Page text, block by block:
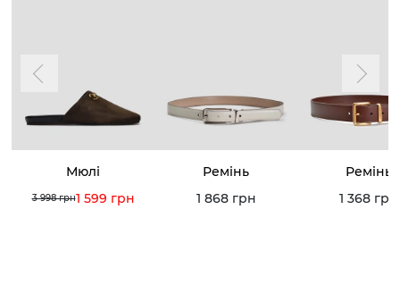
Мюлі
3 998 грн1 599 грн
Ремінь
1 868 грн
Ремінь
1 368 грн